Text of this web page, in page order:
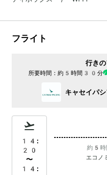
フライト
行き
所要時間： 約5時間30分
キャセイパ
14:
20
〜
14:
約5
エコノ